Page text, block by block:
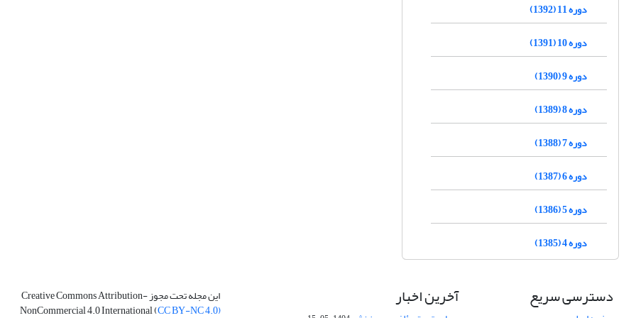
دوره 11 (1392)
دوره 10 (1391)
دوره 9 (1390)
دوره 8 (1389)
دوره 7 (1388)
دوره 6 (1387)
دوره 5 (1386)
دوره 4 (1385)
دسترسی سریع آخرین اخبار این مجله تحت مجوز Creative Commons Attribution-
NonCommercial 4.0 International (CC BY-NC 4.0)